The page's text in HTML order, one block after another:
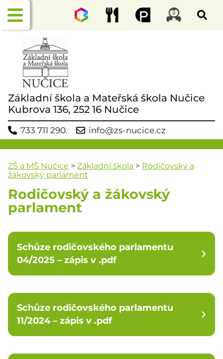
Základní škola a Mateřská škola Nučice
Kubrova 136, 252 16 Nučice
733 711 290. info@zs-nucice.cz
ZŠ a MŠ Nučice > Základní škola > Rodičovský a
žákovský parlament
Rodičovský a žákovský
parlament
Schůze rodičovského parlamentu
04/2025 – zápis v .pdf
Schůze rodičovského parlamentu
11/2024 – zápis v .pdf